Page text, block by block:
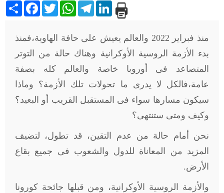
Share Facebook
TwitterWhatsAppTelegramLinkedIn
منذ فبراير 2022 والعالم يعيش على حافة الهاوية،فمنذ
بدء الأزمة الروسية الأوكرانية وهناك حالة من التوتر
المتصاعد فى أوروبا خاصة والعالم كله بصفة
عامة،فالكل لا يدرى ما تحولات تلك الأزمة؟ وماذا
سيكون مسارها سواء فى المستقبل القريب أو البعيد؟
وكيف ومتى ستنتهى؟
نحن أمام حالة من عدم التقين، قد تطول، لتضيف
المزيد من المعاناة للدول والشعوب فى جميع بقاع
الأرض.
والأزمة الروسية الأوكرانية، ومن قبلها جائحة كورونا